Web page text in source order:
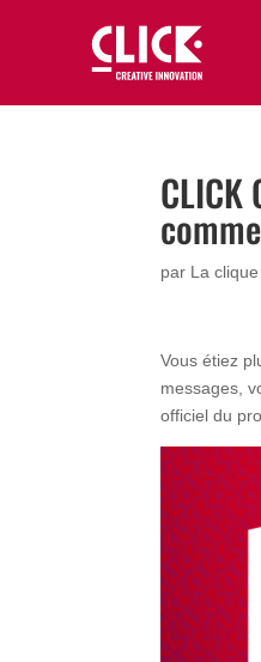
par La
Vous étiez
messages,
officiel du